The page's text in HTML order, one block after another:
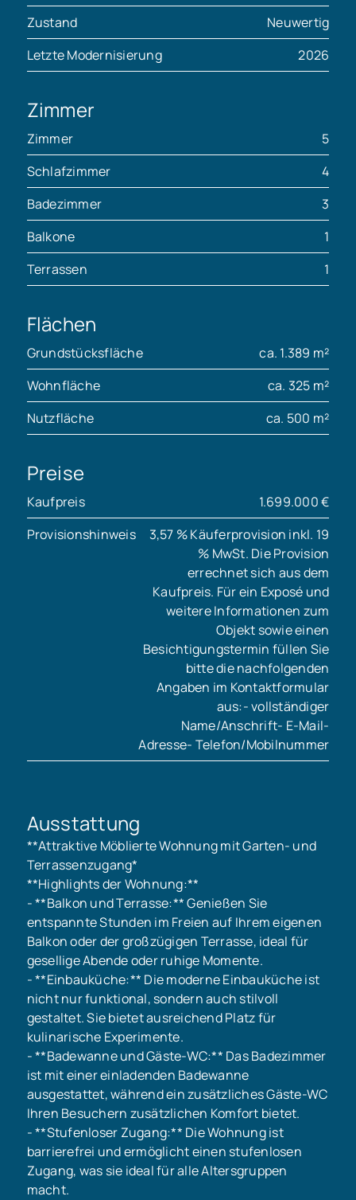
Zustand
Neuwertig
Letzte Modernisierung
2026
Zimmer
Zimmer
5
Schlafzimmer
4
Badezimmer
3
Balkone
1
Terrassen
1
Flächen
Grundstücksfläche
ca. 1.389 m²
Wohnfläche
ca. 325 m²
Nutzfläche
ca. 500 m²
Preise
Kaufpreis
1.699.000 €
Provisionshinweis
3,57 % Käuferprovision inkl. 19
% MwSt. Die Provision
errechnet sich aus dem
Kaufpreis. Für ein Exposé und
weitere Informationen zum
Objekt sowie einen
Besichtigungstermin füllen Sie
bitte die nachfolgenden
Angaben im Kontaktformular
aus:- vollständiger
Name/Anschrift- E-Mail-
Adresse- Telefon/Mobilnummer
Ausstattung
**Attraktive Möblierte Wohnung mit Garten- und
Terrassenzugang*
**Highlights der Wohnung:**
- **Balkon und Terrasse:** Genießen Sie
entspannte Stunden im Freien auf Ihrem eigenen
Balkon oder der großzügigen Terrasse, ideal für
gesellige Abende oder ruhige Momente.
- **Einbauküche:** Die moderne Einbauküche ist
nicht nur funktional, sondern auch stilvoll
gestaltet. Sie bietet ausreichend Platz für
kulinarische Experimente.
- **Badewanne und Gäste-WC:** Das Badezimmer
ist mit einer einladenden Badewanne
ausgestattet, während ein zusätzliches Gäste-WC
Ihren Besuchern zusätzlichen Komfort bietet.
- **Stufenloser Zugang:** Die Wohnung ist
barrierefrei und ermöglicht einen stufenlosen
Zugang, was sie ideal für alle Altersgruppen
macht.